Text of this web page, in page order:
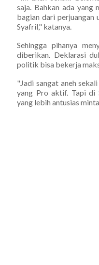
saja. Bahkan ada yang
bagian dari perjuangan
Syafril," katanya.
Sehingga pihanya
diberikan. Deklarasi
politik bisa bekerja
"Jadi sangat aneh
yang Pro aktif. Tapi di
yang lebih antusias